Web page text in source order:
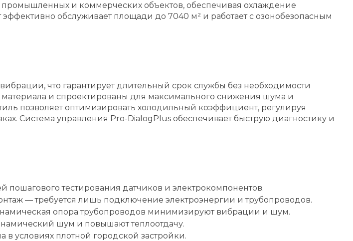
и коммерческих объектов, обеспечивая охлаждение
обслуживает площади до 7040 м² и работает с озонобезопасным
что гарантирует длительный срок службы без необходимости
и спроектированы для максимального снижения шума и
позволяет оптимизировать холодильный коэффициент, регулируя
Система управления Pro-DialogPlus обеспечивает быструю диагностику и
тестирования датчиков и электрокомпонентов.
— требуется лишь подключение электроэнергии и трубопроводов.
опора трубопроводов минимизируют вибрации и шум.
шум и повышают теплоотдачу.
условиях плотной городской застройки.